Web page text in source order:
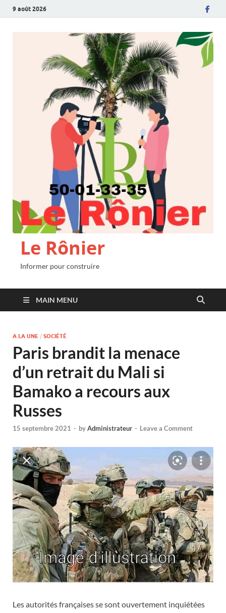
9 août 2026
Le Rônier
Informer pour construire
MAIN MENU
A LA UNE / SOCIÉTÉ
Paris brandit la menace
d’un retrait du Mali si
Bamako a recours aux
Russes
15 septembre 2021 - byAdministrateur - Leave a Comment
Les autorités françaises se sont ouvertement inquiétées